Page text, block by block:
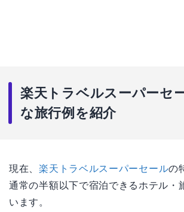
楽天トラベルスーパーセ
な旅行例を紹介
現在、楽天トラベルスーパーセールの
通常の半額以下で宿泊できるホテル・
います。